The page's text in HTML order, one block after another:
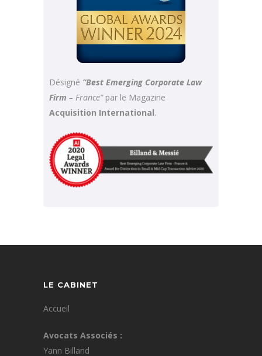
Désigné “Best Emerging Corporate Law
Firm – France”par le Magazine
Acquisition International.
LE CABINET
Accueil
Avocats Associés :
Yann Billand